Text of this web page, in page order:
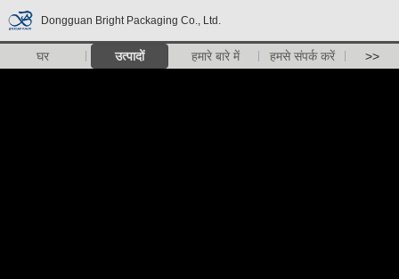
Dongguan Bright Packaging Co., Ltd.
घर उत्पादों हमारे बारे में हमसे संपर्क करें >>